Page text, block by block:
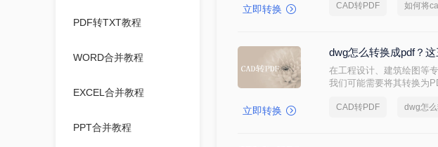
PDF转TXT教程
WORD合并教程
EXCEL合并教程
PPT合并教程
立即转换 CAD转PDF
立即转换
dwg怎么转换成pdf？
在工程设计、建筑绘图等
我们可能需要将其转换为
CAD转PDF dwg怎